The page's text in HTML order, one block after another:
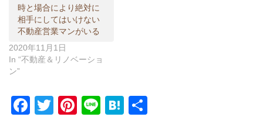
時と場合により絶対に
相手にしてはいけない
不動産営業マンがいる
2020年11月1日
In “不動産＆リノベーショ
ン”
F
T
Pi
Li
H